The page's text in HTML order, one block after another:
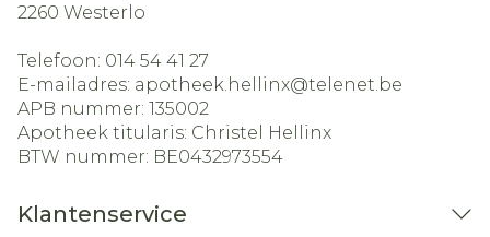
2260 Westerlo
Telefoon: 014 54 41 27
E-mailadres: apotheek.hellinx@telenet.be
APB nummer: 135002
Apotheek titularis: Christel Hellinx
BTW nummer: BE0432973554
Klantenservice